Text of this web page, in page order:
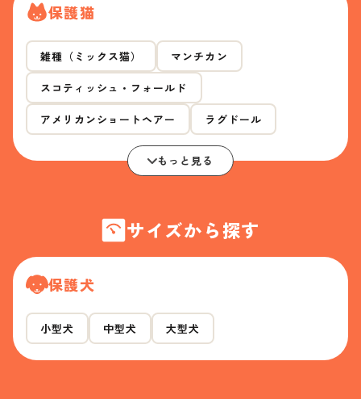
保護猫
雑種（ミックス猫） マンチカン
スコティッシュ・フォールド
アメリカンショートヘアー ラグドール
もっと見る
サイズから探す
保護犬
小型犬 中型犬 大型犬